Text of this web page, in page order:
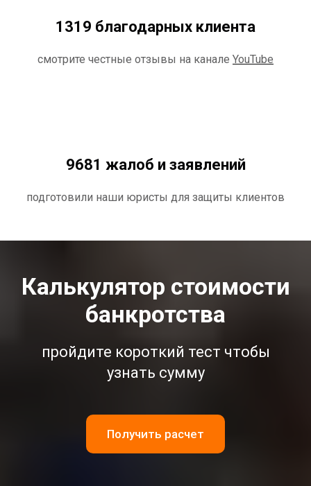
1319 благодарных клиента
смотрите честные отзывы на канале YouTube
9681 жалоб и заявлений
подготовили наши юристы для защиты клиентов
Калькулятор стоимости
банкротства
пройдите короткий тест чтобы
узнать сумму
Получить расчет